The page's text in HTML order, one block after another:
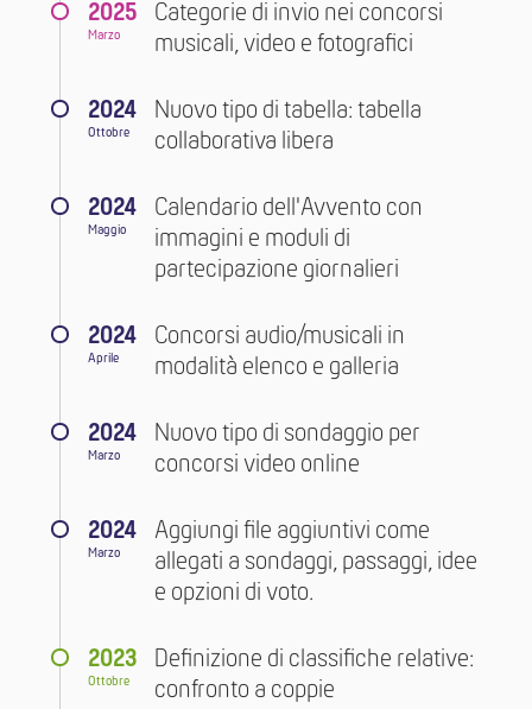
2025
Marzo
Categorie di invio nei concorsi
musicali, video e fotografici
2024
Ottobre
Nuovo tipo di tabella: tabella
collaborativa libera
2024
Maggio
Calendario dell'Avvento con
immagini e moduli di
partecipazione giornalieri
2024
Aprile
Concorsi audio/musicali in
modalità elenco e galleria
2024
Marzo
Nuovo tipo di sondaggio per
concorsi video online
2024
Marzo
Aggiungi file aggiuntivi come
allegati a sondaggi, passaggi, idee
e opzioni di voto.
2023
Ottobre
Definizione di classifiche relative:
confronto a coppie